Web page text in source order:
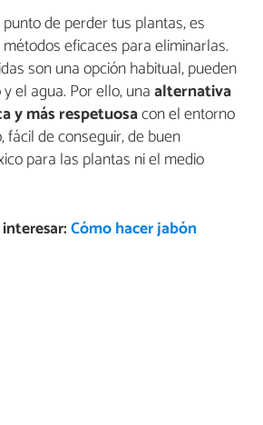
de perder tus plantas, es
eficaces para eliminarlas.
son una opción habitual, pueden
el agua. Por ello, unaalternativa
y más respetuosacon el entorno
fácil de conseguir, de buen
para las plantas ni el medio
Cómo hacer jabón